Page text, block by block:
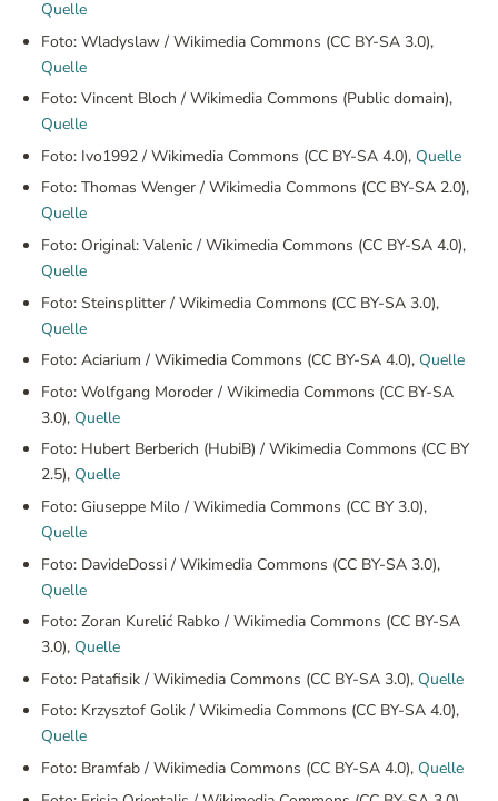
Quelle
Foto: Wladyslaw / Wikimedia Commons (CC BY-SA 3.0),
Quelle
Foto: Vincent Bloch / Wikimedia Commons (Public domain),
Quelle
Foto: Ivo1992 / Wikimedia Commons (CC BY-SA 4.0), Quelle
Foto: Thomas Wenger / Wikimedia Commons (CC BY-SA 2.0),
Quelle
Foto: Original: Valenic / Wikimedia Commons (CC BY-SA 4.0),
Quelle
Foto: Steinsplitter / Wikimedia Commons (CC BY-SA 3.0),
Quelle
Foto: Aciarium / Wikimedia Commons (CC BY-SA 4.0), Quelle
Foto: Wolfgang Moroder / Wikimedia Commons (CC BY-SA
3.0), Quelle
Foto: Hubert Berberich (HubiB) / Wikimedia Commons (CC BY
2.5), Quelle
Foto: Giuseppe Milo / Wikimedia Commons (CC BY 3.0),
Quelle
Foto: DavideDossi / Wikimedia Commons (CC BY-SA 3.0),
Quelle
Foto: Zoran Kurelić Rabko / Wikimedia Commons (CC BY-SA
3.0), Quelle
Foto: Patafisik / Wikimedia Commons (CC BY-SA 3.0), Quelle
Foto: Krzysztof Golik / Wikimedia Commons (CC BY-SA 4.0),
Quelle
Foto: Bramfab / Wikimedia Commons (CC BY-SA 4.0), Quelle